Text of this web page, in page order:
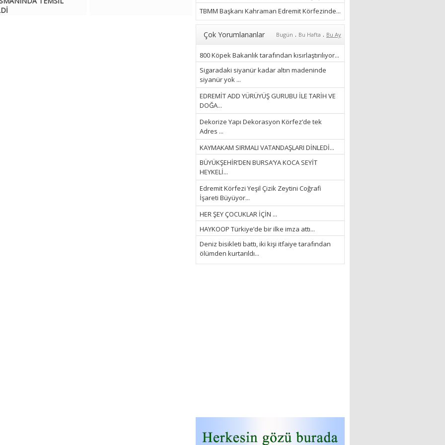
ÖZLERKEN…”
23/11/2025
“Ne çok şey oldu
unutulmaması gereken”
28/01/2024
“AKIL GÖZÜ”
Ayşegül Akay
“KURTULDUM”
28/01/2024
TBMM Başkanı Kahraman Edremit Körfezinde...
Çok Yorumlananlar Bugün . Bu Hafta . Bu Ay
800 Köpek Bakanlık tarafından kısırlaştırılıyor...
Sigaradaki siyanür kadar altın madeninde
siyanür yok ...
EDREMİT ADD YÜRÜYÜŞ GURUBU İLE TARİH VE
DOĞA...
Dekorize Yapı Dekorasyon Körfez’de tek
Adres ...
KAYMAKAM SIRMALI VATANDAŞLARI DİNLEDİ...
BÜYÜKŞEHİR’DEN BURSA’YA KOCA SEYİT
HEYKELİ...
Edremit Körfezi Yeşil Çizik Zeytini Coğrafi
İşareti Büyüyor...
HER ŞEY ÇOCUKLAR İÇİN ...
HAYKOOP Türkiye’de bir ilke imza attı...
Deniz bisikleti battı, iki kişi itfaiye tarafından
ölümden kurtarıldı...